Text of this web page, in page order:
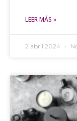
LEER MÁS »
2 abril 2024